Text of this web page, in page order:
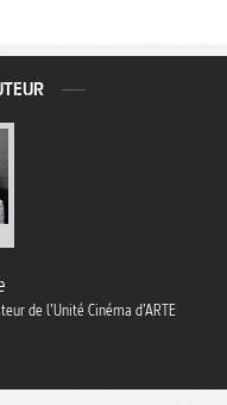
de l’Unité Cinéma d’ARTE